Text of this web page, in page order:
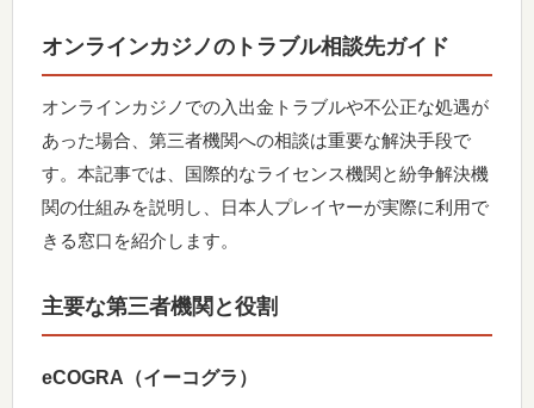
オンラインカジノのトラブル相談先ガイド
オンラインカジノでの入出金トラブルや不公正な処遇が
あった場合、第三者機関への相談は重要な解決手段で
す。本記事では、国際的なライセンス機関と紛争解決機
関の仕組みを説明し、日本人プレイヤーが実際に利用で
きる窓口を紹介します。
主要な第三者機関と役割
eCOGRA（イーコグラ）